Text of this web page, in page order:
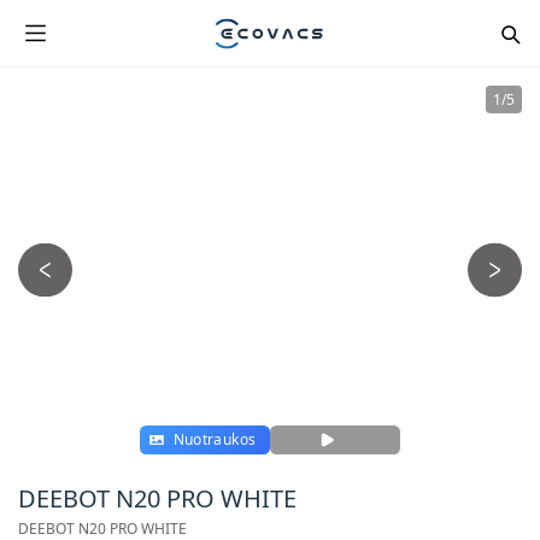
1/5
Nuotraukos
DEEBOT N20 PRO WHITE
DEEBOT N20 PRO WHITE